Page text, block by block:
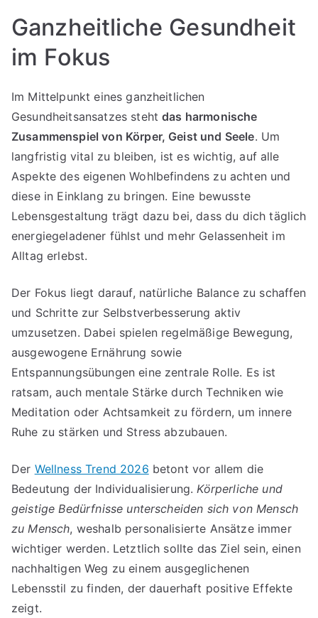
Ganzheitliche Gesundheit
im Fokus
Im Mittelpunkt eines ganzheitlichen
Gesundheitsansatzes stehtdas harmonische
Zusammenspiel von Körper, Geist und Seele. Um
langfristig vital zu bleiben, ist es wichtig, auf alle
Aspekte des eigenen Wohlbefindens zu achten und
diese in Einklang zu bringen. Eine bewusste
Lebensgestaltung trägt dazu bei, dass du dich täglich
energiegeladener fühlst und mehr Gelassenheit im
Alltag erlebst.
Der Fokus liegt darauf, natürliche Balance zu schaffen
und Schritte zur Selbstverbesserung aktiv
umzusetzen. Dabei spielen regelmäßige Bewegung,
ausgewogene Ernährung sowie
Entspannungsübungen eine zentrale Rolle. Es ist
ratsam, auch mentale Stärke durch Techniken wie
Meditation oder Achtsamkeit zu fördern, um innere
Ruhe zu stärken und Stress abzubauen.
Der Wellness Trend 2026 betont vor allem die
Bedeutung der Individualisierung. Körperliche und
geistige Bedürfnisse unterscheiden sich von Mensch
zu Mensch, weshalb personalisierte Ansätze immer
wichtiger werden. Letztlich sollte das Ziel sein, einen
nachhaltigen Weg zu einem ausgeglichenen
Lebensstil zu finden, der dauerhaft positive Effekte
zeigt.